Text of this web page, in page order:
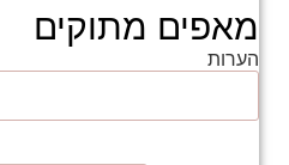
מאפים מתוקים
הערות